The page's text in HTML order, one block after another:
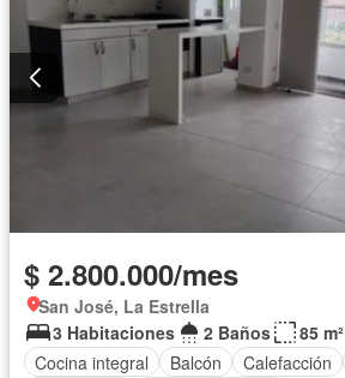
$ 2.800.000/mes
San José, La Estrella
3 Habitaciones
2 Baños
85 m²
Cocina integral
Balcón Calefacción